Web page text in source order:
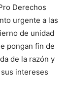
Derechos
urgente a las
de unidad
pongan fin de
de la razón y
intereses